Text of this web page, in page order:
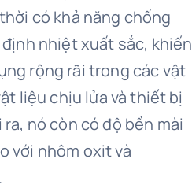
có khả năng chống
nhiệt xuất sắc, khiến
rộng rãi trong các vật
liệu chịu lửa và thiết bị
ra, nó còn có độ bền mài
với nhôm oxit và